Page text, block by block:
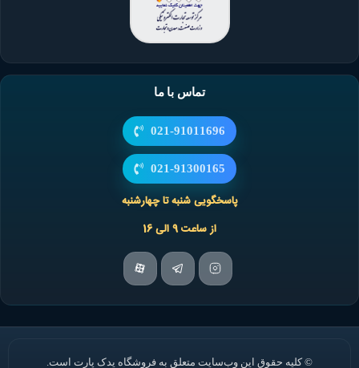
تماس با ما
021-91011696
021-91300165
پاسخگویی شنبه تا چهارشنبه
از ساعت 9 الی 16
© کلیه حقوق این وب‌سایت متعلق به فروشگاه یدک پارت است.